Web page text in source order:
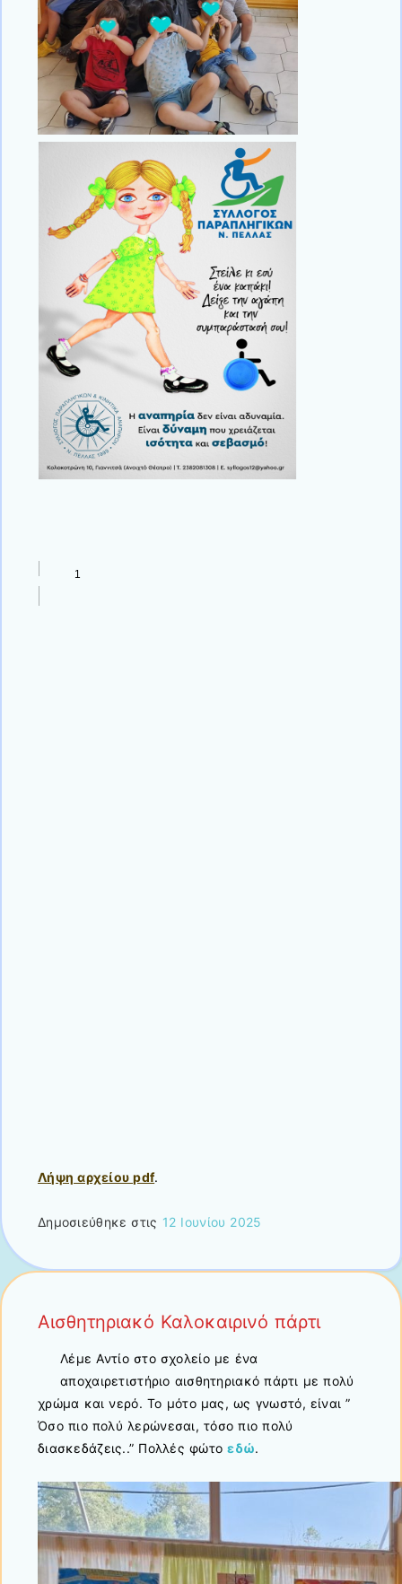
Λήψη αρχείου pdf.
Δημοσιεύθηκε στις 12 Ιουνίου 2025
Αισθητηριακό Καλοκαιρινό πάρτι
Λέμε Αντίο στο σχολείο με ένα
αποχαιρετιστήριο αισθητηριακό πάρτι με πολύ
χρώμα και νερό. Το μότο μας, ως γνωστό, είναι ”
Όσο πιο πολύ λερώνεσαι, τόσο πιο πολύ
διασκεδάζεις..” Πολλές φώτοεδώ.